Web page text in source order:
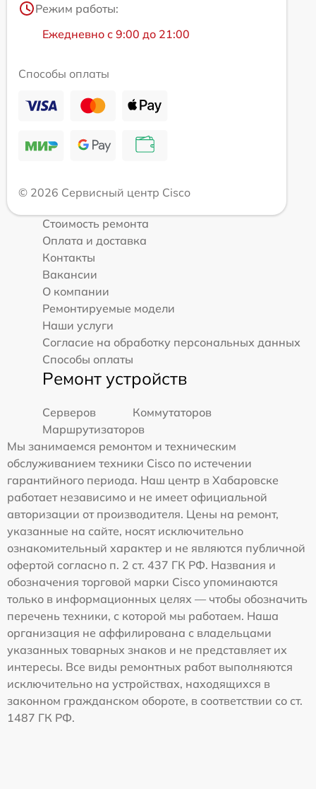
Режим работы:
Ежедневно с 9:00 до 21:00
Способы оплаты
© 2026 Сервисный центр Cisco
Стоимость ремонта
Оплата и доставка
Контакты
Вакансии
О компании
Ремонтируемые модели
Наши услуги
Согласие на обработку персональных данных
Способы оплаты
Ремонт устройств
Серверов
Коммутаторов
Маршрутизаторов
Мы занимаемся ремонтом и техническим
обслуживанием техники Cisco по истечении
гарантийного периода. Наш центр в Хабаровске
работает независимо и не имеет официальной
авторизации от производителя. Цены на ремонт,
указанные на сайте, носят исключительно
ознакомительный характер и не являются публичной
офертой согласно п. 2 ст. 437 ГК РФ. Названия и
обозначения торговой марки Cisco упоминаются
только в информационных целях — чтобы обозначить
перечень техники, с которой мы работаем. Наша
организация не аффилирована с владельцами
указанных товарных знаков и не представляет их
интересы. Все виды ремонтных работ выполняются
исключительно на устройствах, находящихся в
законном гражданском обороте, в соответствии со ст.
1487 ГК РФ.